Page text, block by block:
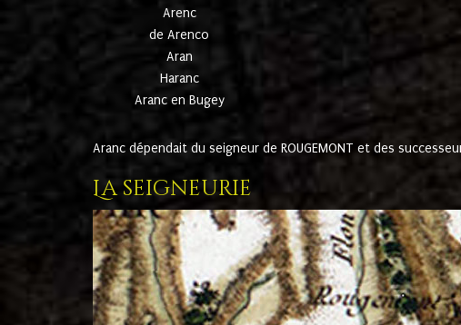
Arenc
de Arenco
Aran
Haranc
Aranc en Bugey
Aranc dépendait du seigneur de ROUGEMONT et des
La seigneurie